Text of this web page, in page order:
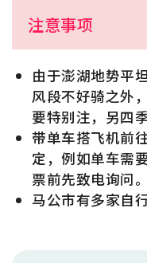
注意事项
由于澎湖地势平
风段不好骑之外
要特别注，另四
带单车搭飞机前
定，例如单车需
票前先致电询问。
马公市有多家自